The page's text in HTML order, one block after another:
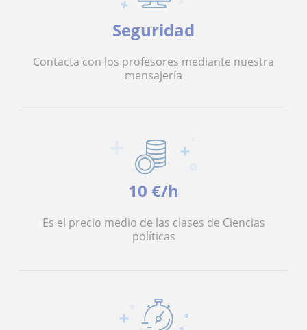
Seguridad
Contacta con los profesores mediante nuestra
mensajería
10 €/h
Es el precio medio de las clases de Ciencias
políticas